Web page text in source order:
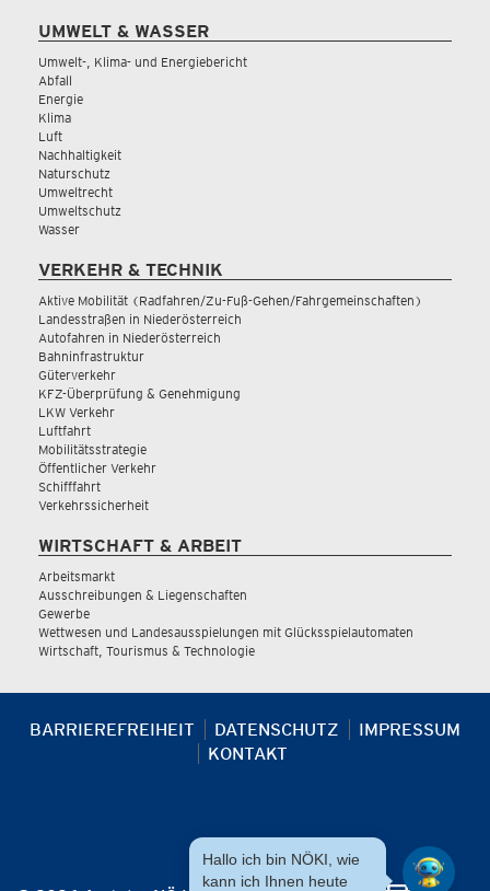
UMWELT & WASSER
Umwelt-, Klima- und Energiebericht
Abfall
Energie
Klima
Luft
Nachhaltigkeit
Naturschutz
Umweltrecht
Umweltschutz
Wasser
VERKEHR & TECHNIK
Aktive Mobilität (Radfahren/Zu-Fuß-Gehen/Fahrgemeinschaften)
Landesstraßen in Niederösterreich
Autofahren in Niederösterreich
Bahninfrastruktur
Güterverkehr
KFZ-Überprüfung & Genehmigung
LKW Verkehr
Luftfahrt
Mobilitätsstrategie
Öffentlicher Verkehr
Schifffahrt
Verkehrssicherheit
WIRTSCHAFT & ARBEIT
Arbeitsmarkt
Ausschreibungen & Liegenschaften
Gewerbe
Wettwesen und Landesausspielungen mit Glücksspielautomaten
Wirtschaft, Tourismus & Technologie
BARRIEREFREIHEIT DATENSCHUTZ
IMPRESSUM
KONTAKT
Hallo ich bin NÖKI, wie
kann ich Ihnen heute